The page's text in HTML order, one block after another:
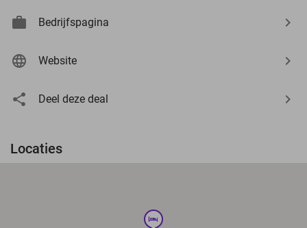
Bedrijfspagina
Website
Deel deze deal
Locaties
hotel